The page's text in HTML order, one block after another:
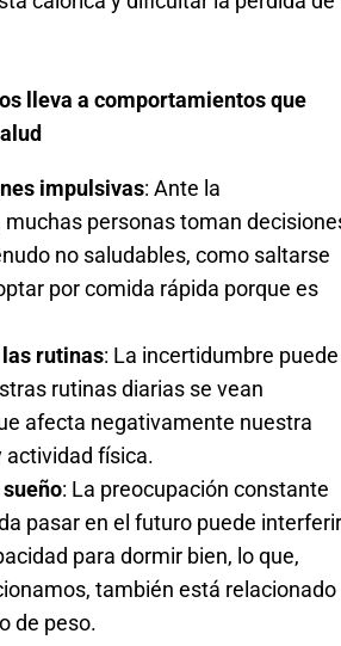
lleva a comportamientos que
impulsivas: Ante la
personas toman
no saludables, como saltarse
por comida rápida porque es
rutinas: La incertidumbre puede
rutinas diarias se vean
afecta negativamente nuestra
actividad física.
: La preocupación constante
pasar en el futuro puede interferir
para dormir bien, lo que,
también está relacionado
de peso.